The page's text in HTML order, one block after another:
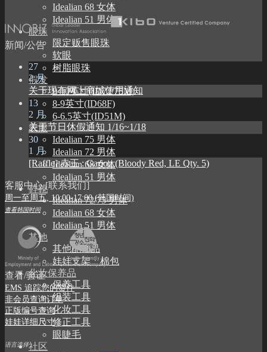
Idealian 68 女体
Idealian 51 男体
眼珠
限定贩售眼珠
软眼
树脂眼珠
假发
9-10英寸(ID72/75M)
8-9英寸(ID68F)
6-6.5英寸(ID51M)
衣服
Idealian 75 男体
Idealian 72 男体
Idealian 68 女体
Idealian 51 男体
鞋靴
Idealian 72/75 男体
Idealian 68 女体
Idealian 51 男体
其他
其他配饰品
娃娃支架ㆍ棉包
化妆保养品
保养工具
组装工具
化妆工具
修正工具
眼睫毛
社区
新闻/公告
27
2 月
关于现有网上商城使用通知
13
2 月
关于节日休假通知 1/16~1/18
30
1 月
[Raffle] 赤王 : Garion (Bloody Red, LE Qty. 5)
客服中心 [联系我们]
周一至周五, 10:00-17:00 (韩国时间)
查看韩国时间
查看/验证
EMS 追踪您的货件
非会员查询订单
正版编号查询
娃娃详细尺寸
语言选择